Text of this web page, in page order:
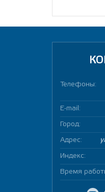
Телефоны:
E-mail:
Город:
Адрес:
Индекс:
Время